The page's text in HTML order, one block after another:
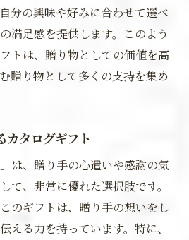
分の興味や好みに合わせて選べ
満足感を提供します。このよう
トは、贈り物としての価値を高
贈り物として多くの支持を集め
カタログギフト
は、贈り手の心遣いや感謝の気
て、非常に優れた選択肢です。
のギフトは、贈り手の想いをし
える力を持っています。特に、